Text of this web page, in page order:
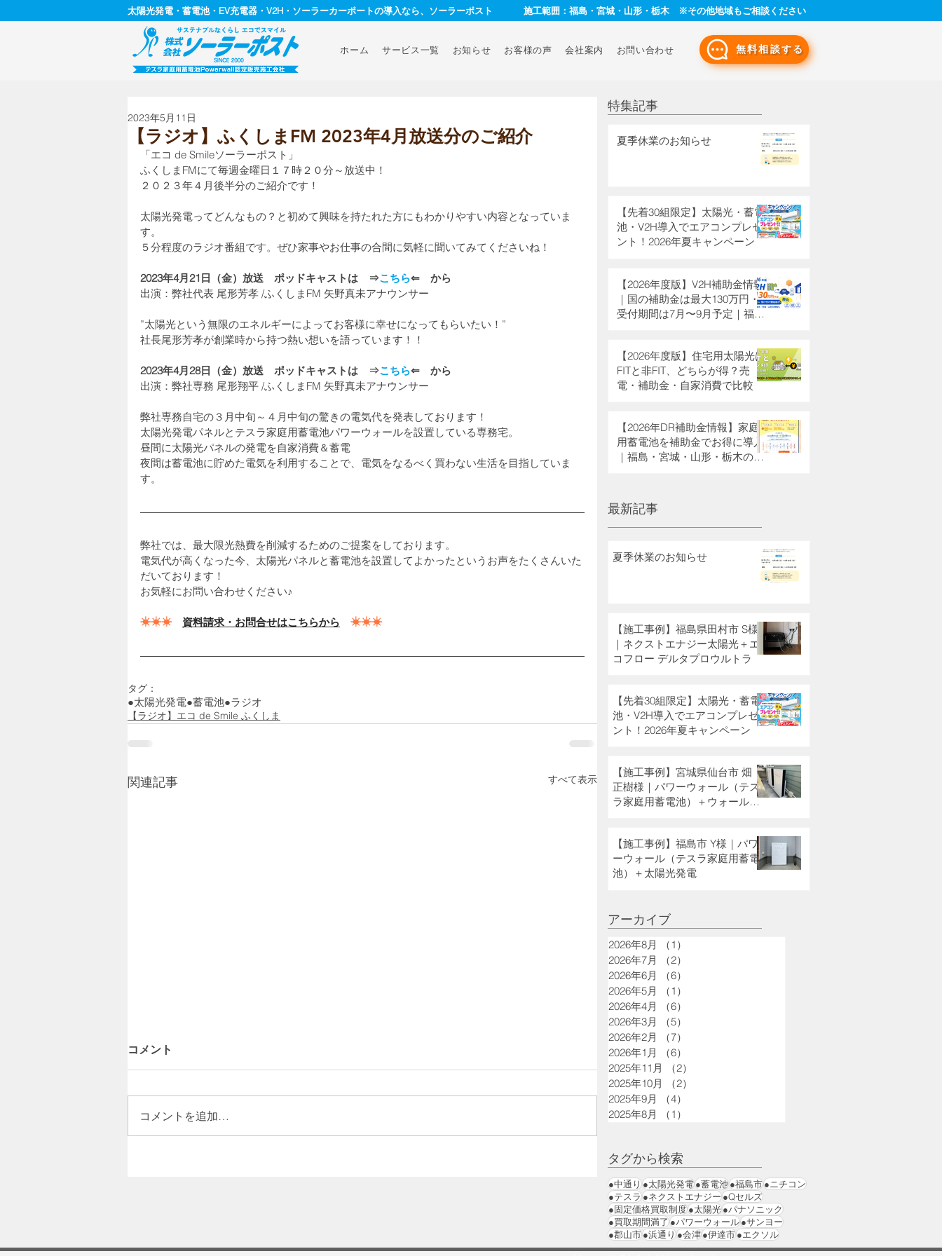
太陽光発電・蓄電池・EV充電器・V2H・ソーラーカーポートの導入なら、ソーラーポスト 施工範囲：福島・宮城・山形・栃木 ※その他地域もご相談ください
ホーム サービス一覧 お知らせ お客様の声 会社案内 お問い合わせ 無料相談する
【ラジオ】ふくしまFM 2023年4月放送分のご紹介
2023年5月11日
「エコ de Smileソーラーポスト」
ふくしまFMにて毎週金曜日１７時２０分～放送中！
２０２３年４月後半分のご紹介です！
太陽光発電ってどんなもの？と初めて興味を持たれた方にもわかりやすい内容となっていま
す。
５分程度のラジオ番組です。ぜひ家事やお仕事の合間に気軽に聞いてみてくださいね！
2023年4月21日（金）放送　ポッドキャストは　⇒こちら⇐　から
出演：弊社代表 尾形芳孝 /ふくしまFM 矢野真未アナウンサー
”太陽光という無限のエネルギーによってお客様に幸せになってもらいたい！”
社長尾形芳孝が創業時から持つ熱い想いを語っています！！
2023年4月28日（金）放送　ポッドキャストは　⇒こちら⇐　から
出演：弊社専務 尾形翔平 /ふくしまFM 矢野真未アナウンサー
弊社専務自宅の３月中旬～４月中旬の驚きの電気代を発表しております！
太陽光発電パネルとテスラ家庭用蓄電池パワーウォールを設置している専務宅。
昼間に太陽光パネルの発電を自家消費＆蓄電
夜間は蓄電池に貯めた電気を利用することで、電気をなるべく買わない生活を目指していま
す。
弊社では、最大限光熱費を削減するためのご提案をしております。
電気代が高くなった今、太陽光パネルと蓄電池を設置してよかったというお声をたくさんいた
だいております！
お気軽にお問い合わせください♪
☀☀☀ 資料請求・お問合せはこちらから ☀☀☀
タグ：
●太陽光発電●蓄電池●ラジオ
【ラジオ】エコ de Smile ふくしま
関連記事 すべて表示
コメント
コメントを追加…
特集記事
夏季休業のお知らせ
【先着30組限定】太陽光・蓄電
池・V2H導入でエアコンプレゼ
ント！2026年夏キャンペーン
【2026年度版】V2H補助金情報
｜国の補助金は最大130万円・
受付期間は7月〜9月予定｜福島
【2026年度版】住宅用太陽光は
FITと非FIT、どちらが得？売
電・補助金・自家消費で比較
【2026年DR補助金情報】家庭
用蓄電池を補助金でお得に導入
｜福島・宮城・山形・栃木の方
最新記事
夏季休業のお知らせ
【施工事例】福島県田村市 S様
｜ネクストエナジー太陽光＋エ
コフロー デルタプロウルトラ
【先着30組限定】太陽光・蓄電
池・V2H導入でエアコンプレゼ
ント！2026年夏キャンペーン
【施工事例】宮城県仙台市 畑
正樹様｜パワーウォール（テス
ラ家庭用蓄電池）＋ウォールコ
【施工事例】福島市 Y様｜パワ
ーウォール（テスラ家庭用蓄電
池）＋太陽光発電
アーカイブ
2026年8月 （1）
2026年7月
（2）
2026年6月
（6）
2026年5月
（1）
2026年4月
（6）
2026年3月
（5）
2026年2月
（7）
2026年1月
（6）
2025年11月
（2）
2025年10月
（2）
2025年9月
（4）
2025年8月
（1）
タグから検索
●中通り●太陽光発電●蓄電池●福島市●ニチコン
●テスラ●ネクストエナジー●Qセルズ
●固定価格買取制度●太陽光●パナソニック
●買取期間満了●パワーウォール●サンヨー
●郡山市●浜通り●会津●伊達市●エクソル